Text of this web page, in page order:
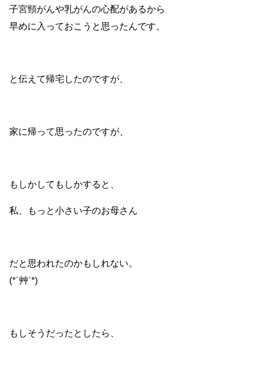
子宮頸がんや乳がんの心配があるから
早めに入っておこうと思ったんです。
と伝えて帰宅したのですが、
家に帰って思ったのですが、
もしかしてもしかすると、
私、もっと小さい子のお母さん
だと思われたのかもしれない。
(*´艸`*)
もしそうだったとしたら、